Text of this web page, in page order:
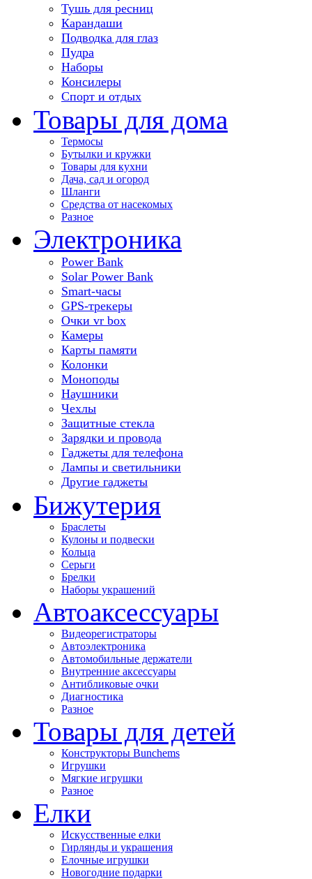
Тушь для ресниц
Карандаши
Подводка для глаз
Пудра
Наборы
Консилеры
Спорт и отдых
Товары для дома
Термосы
Бутылки и кружки
Товары для кухни
Дача, сад и огород
Шланги
Средства от насекомых
Разное
Электроника
Power Bank
Solar Power Bank
Smart-часы
GPS-трекеры
Очки vr box
Камеры
Карты памяти
Колонки
Моноподы
Наушники
Чехлы
Защитные стекла
Зарядки и провода
Гаджеты для телефона
Лампы и светильники
Другие гаджеты
Бижутерия
Браслеты
Кулоны и подвески
Кольца
Серьги
Брелки
Наборы украшений
Автоаксессуары
Видеорегистраторы
Автоэлектроника
Автомобильные держатели
Внутренние аксессуары
Антибликовые очки
Диагностика
Разное
Товары для детей
Конструкторы Bunchems
Игрушки
Мягкие игрушки
Разное
Елки
Искусственные елки
Гирлянды и украшения
Елочные игрушки
Новогодние подарки